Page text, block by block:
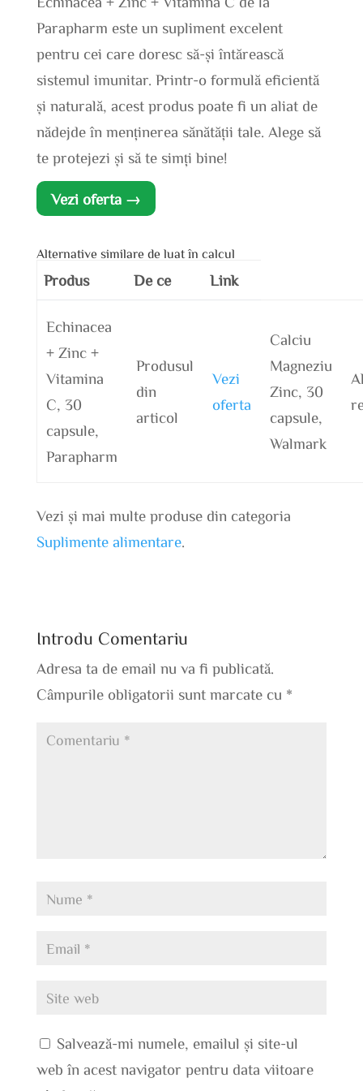
Parapharm este un supliment excelent
pentru cei care doresc să-și întărească
sistemul imunitar. Printr-o formulă eficientă
și naturală, acest produs poate fi un aliat de
nădejde în menținerea sănătății tale. Alege să
te protejezi și să te simți bine!
Vezi oferta →
Alternative similare de luat în calcul
Produs De ce Link
Echinacea
+ Zinc +
Vitamina
C, 30
capsule,
Parapharm
Produsul
din
articol
Vezi
oferta
Calciu
Magneziu
Zinc, 30
capsule,
Walmark
Vezi și mai multe produse din categoria
Suplimente alimentare.
Introdu Comentariu
Adresa ta de email nu va fi publicată.
Câmpurile obligatorii sunt marcate cu *
Salvează-mi numele, emailul și site-ul
web în acest navigator pentru data viitoare